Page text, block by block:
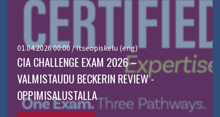
01.04.2026 00:00 / Itseopiskelu (eng)
CIA CHALLENGE EXAM 2026 –
VALMISTAUDU BECKERIN REVIEW -
OPPIMISALUSTALLA